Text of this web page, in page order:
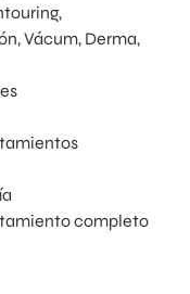
Vácum, Derma,
completo